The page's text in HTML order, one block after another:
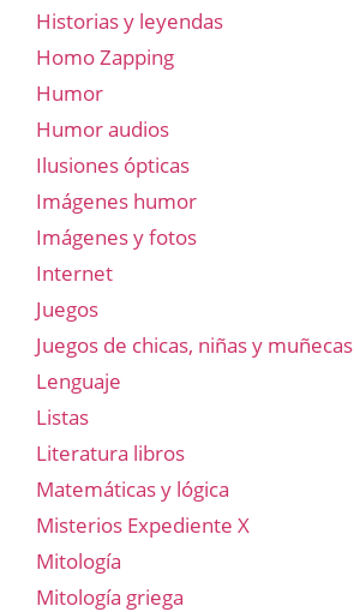
Historias y leyendas
Homo Zapping
Humor
Humor audios
Ilusiones ópticas
Imágenes humor
Imágenes y fotos
Internet
Juegos
Juegos de chicas, niñas y muñecas
Lenguaje
Listas
Literatura libros
Matemáticas y lógica
Misterios Expediente X
Mitología
Mitología griega